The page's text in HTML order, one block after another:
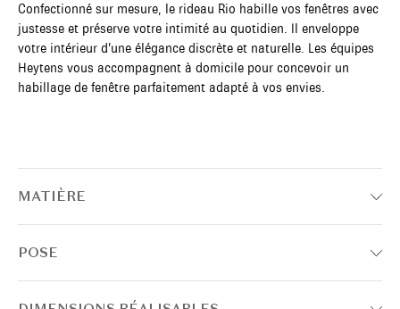
Confectionné sur mesure, le rideau Rio habille vos fenêtres avec
justesse et préserve votre intimité au quotidien. Il enveloppe
votre intérieur d’une élégance discrète et naturelle. Les équipes
Heytens vous accompagnent à domicile pour concevoir un
habillage de fenêtre parfaitement adapté à vos envies.
MATIÈRE
POSE